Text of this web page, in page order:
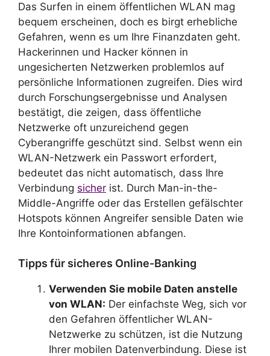
Das Surfen in einem öffentlichen WLAN mag
bequem erscheinen, doch es birgt erhebliche
Gefahren, wenn es um Ihre Finanzdaten geht.
Hackerinnen und Hacker können in
ungesicherten Netzwerken problemlos auf
persönliche Informationen zugreifen. Dies wird
durch Forschungsergebnisse und Analysen
bestätigt, die zeigen, dass öffentliche
Netzwerke oft unzureichend gegen
Cyberangriffe geschützt sind. Selbst wenn ein
WLAN-Netzwerk ein Passwort erfordert,
bedeutet das nicht automatisch, dass Ihre
Verbindung sicher ist. Durch Man-in-the-
Middle-Angriffe oder das Erstellen gefälschter
Hotspots können Angreifer sensible Daten wie
Ihre Kontoinformationen abfangen.
Tipps für sicheres Online-Banking
Verwenden Sie mobile Daten anstelle
von WLAN: Der einfachste Weg, sich vor
den Gefahren öffentlicher WLAN-
Netzwerke zu schützen, ist die Nutzung
Ihrer mobilen Datenverbindung. Diese ist